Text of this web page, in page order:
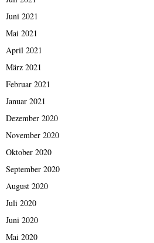
Juni 2021
Mai 2021
April 2021
März 2021
Februar 2021
Januar 2021
Dezember 2020
November 2020
Oktober 2020
September 2020
August 2020
Juli 2020
Juni 2020
Mai 2020